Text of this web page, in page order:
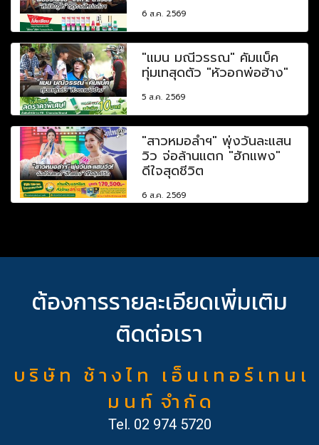
6 ส.ค. 2569
"แมน มณีวรรณ" คัมแบ็ค
ทุ่มเทสุดตัว "หัวอกพ่อฮ้าง"
5 ส.ค. 2569
"สาวหมอลำฯ" พุ่งวันละแสน
วิว จ่อล้านแตก "ฮักแพง"
ดีใจสุดชีวิต
6 ส.ค. 2569
ต้องการรายละเอียดเพิ่มเติม
ติดต่อเรา
บ ริ ษั ท ช้ า ง ไ ท เ อ็ น เ ท อ ร์ เ ท น เ
ม น ท์ จำ กั ด
Tel. 02 974 5720